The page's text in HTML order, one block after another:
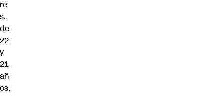
re
s,
de
22
y
21
añ
os,